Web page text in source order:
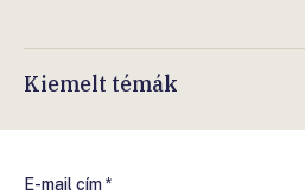
Kiemelt témák
E-mail cím *